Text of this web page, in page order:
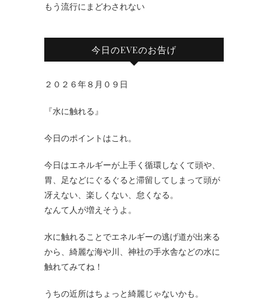
もう流行にまどわされない
今日のEVEのお告げ
２０２６年８月０９日
『水に触れる』
今日のポイントはこれ。
今日はエネルギーが上手く循環しなくて頭や、
胃、足などにぐるぐると滞留してしまって頭が
冴えない、楽しくない、怠くなる。
なんて人が増えそうよ。
水に触れることでエネルギーの逃げ道が出来る
から、綺麗な海や川、神社の手水舎などの水に
触れてみてね！
うちの近所はちょっと綺麗じゃないかも。